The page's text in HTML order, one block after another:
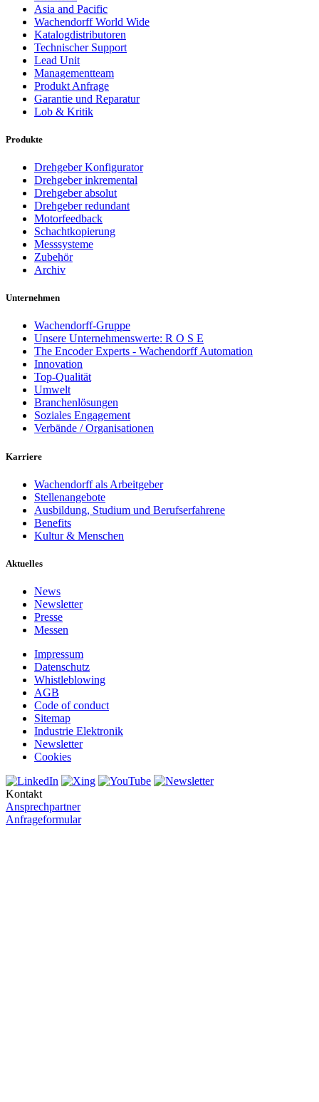
Asia and Pacific
Wachendorff World Wide
Katalogdistributoren
Technischer Support
Lead Unit
Managementteam
Produkt Anfrage
Garantie und Reparatur
Lob & Kritik
Produkte
Drehgeber Konfigurator
Drehgeber inkremental
Drehgeber absolut
Drehgeber redundant
Motorfeedback
Schachtkopierung
Messsysteme
Zubehör
Archiv
Unternehmen
Wachendorff-Gruppe
Unsere Unternehmenswerte: R O S E
The Encoder Experts - Wachendorff Automation
Innovation
Top-Qualität
Umwelt
Branchenlösungen
Soziales Engagement
Verbände / Organisationen
Karriere
Wachendorff als Arbeitgeber
Stellenangebote
Ausbildung, Studium und Berufserfahrene
Benefits
Kultur & Menschen
Aktuelles
News
Newsletter
Presse
Messen
Impressum
Datenschutz
Whistleblowing
AGB
Code of conduct
Sitemap
Industrie Elektronik
Newsletter
Cookies
Kontakt
Ansprechpartner
Anfrageformular